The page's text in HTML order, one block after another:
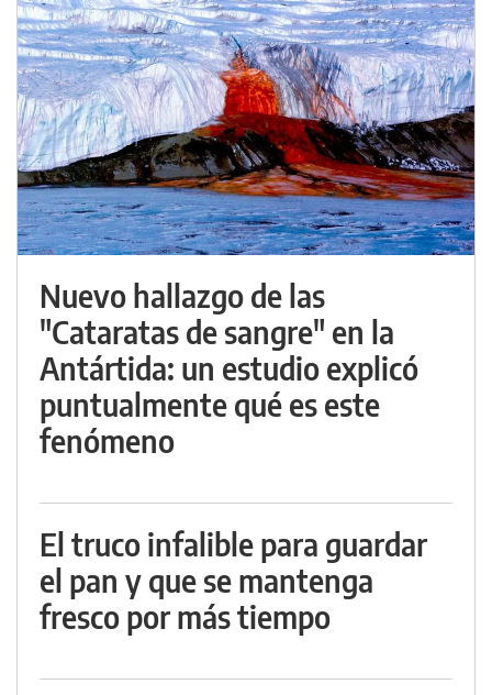
Nuevo hallazgo de las
"Cataratas de sangre" en la
Antártida: un estudio explicó
puntualmente qué es este
fenómeno
El truco infalible para guardar
el pan y que se mantenga
fresco por más tiempo